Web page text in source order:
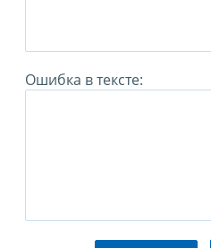
Ошибка в тексте: